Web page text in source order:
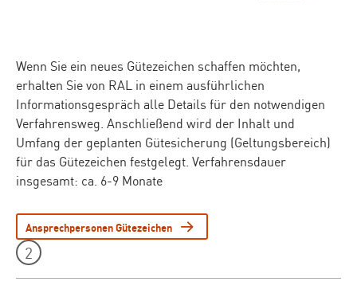
Wenn Sie ein neues Gütezeichen schaffen möchten,
erhalten Sie von RAL in einem ausführlichen
Informationsgespräch alle Details für den notwendigen
Verfahrensweg. Anschließend wird der Inhalt und
Umfang der geplanten Gütesicherung (Geltungsbereich)
für das Gütezeichen festgelegt. Verfahrensdauer
insgesamt: ca. 6-9 Monate
Ansprechpersonen Gütezeichen
Leistungen Teaser - Element 2
2